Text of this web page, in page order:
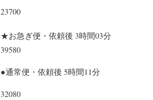
23700
★お急ぎ便・依頼後 3時間03分
39580
●通常便・依頼後 5時間11分
32080